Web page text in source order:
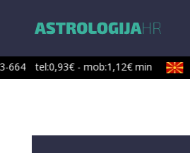
664 tel:0,93€ - mob:1,12€ min